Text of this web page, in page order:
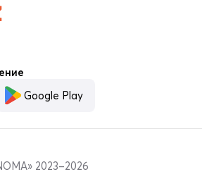
Google Play
2023–2026